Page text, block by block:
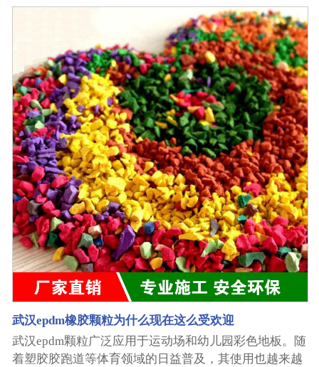
呢？ 日常生活中，再生epdm颗粒可用来制造各种塑料
袋、桶、盆、玩具、家具、文具等生活用具及各种塑料
制品…… 服装工业方面：再生epdm颗粒可用来制造服
装、领带、纽扣、拉链…… 建筑材料方面：再生epdm
颗粒可用来制造各种建筑构件、建筑工具、塑料门窗、
泥灰桶…… 农业方面：再生epdm颗粒可用来制农膜、
抽水管、农机具、肥料包装袋、水泥包装袋…… 机械工
业方面：再生epdm颗粒经特殊配方后，可 用于制造机
器零部件：各种形式的轴承、齿轮、凸轮、异轮、密封
环、各种叶片、各种水泵叶轮……? 化学工业方面：再
生epdm颗粒可用来应作反应釜、管道、容器、泵、阀门
等，应用在解决腐蚀磨损的化工生产场所……. 体育方
面：EPDM颗粒可用来作为运动场地面层，如塑胶跑
道、健身步道、公园健身区、幼儿园活动区…… 武汉速
跑科技塑胶...
武汉epdm橡胶颗粒为什么现在这么受欢迎
武汉epdm颗粒广泛应用于运动场和幼儿园彩色地板。随
着塑胶胶跑道等体育领域的日益普及，其使用也越来越